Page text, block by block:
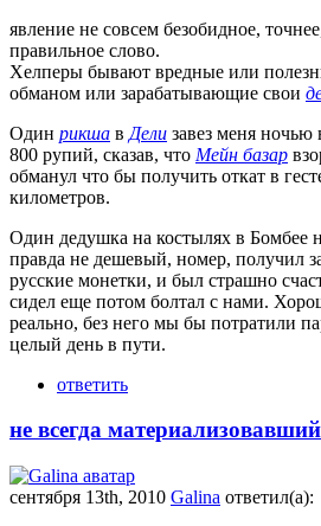
явление не совсем безобидное,
правильное слово.
Хелперы бывают вредные или
обманом или зарабатывающие свои
Один рикша в Дели завез меня ночью
800 рупий, сказав, что Мейн базар
обманул что бы получить откат в
километров.
Один дедушка на костылях в Бомбее
правда не дешевый, номер, получил
русские монетки, и был страшно
сидел еще потом болтал с нами.
реально, без него мы бы потратили
целый день в пути.
ответить
не всегда
сентября 13th, 2010 Galina ответил(а):